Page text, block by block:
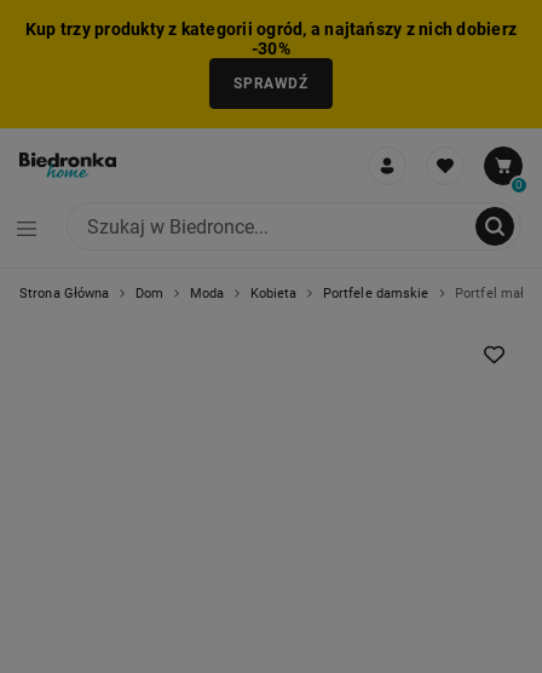
Kup trzy produkty z kategorii ogród, a najtańszy z nich dobierz
-30%
SPRAWDŹ
0
Strona Główna Dom Moda Kobieta Portfele damskie Portfel mały